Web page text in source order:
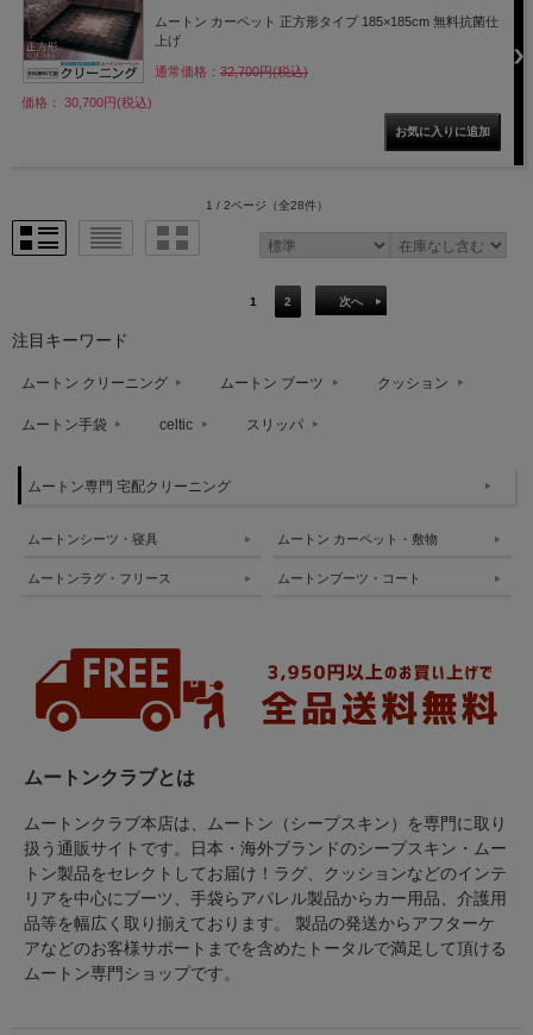
ムートン カーペット 正方形タイプ 185×185cm 無料抗菌仕
上げ
通常価格： 32,700円(税込)
価格： 30,700円(税込)
1 / 2ページ （全28件）
1 2 次へ
注目キーワード
ムートン クリーニング ムートン ブーツ クッション
ムートン手袋 celtic スリッパ
ムートン専門 宅配クリーニング
ムートンシーツ・寝具
ムートンラグ・フリース
ムートン カーペット・敷物
ムートンブーツ・コート
ムートンクラブとは
ムートンクラブ本店は、ムートン（シープスキン）を専門に取り
扱う通販サイトです。日本・海外ブランドのシープスキン・ムー
トン製品をセレクトしてお届け！ラグ、クッションなどのインテ
リアを中心にブーツ、手袋らアパレル製品からカー用品、介護用
品等を幅広く取り揃えております。 製品の発送からアフターケ
アなどのお客様サポートまでを含めたトータルで満足して頂ける
ムートン専門ショップです。